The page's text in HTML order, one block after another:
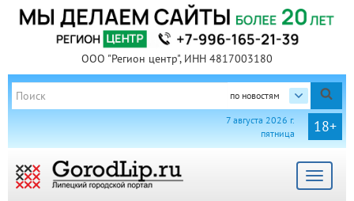
ООО "Регион центр", ИНН 4817003180
по новостям
18+
7 августа 2026 г.
пятница
Toggle